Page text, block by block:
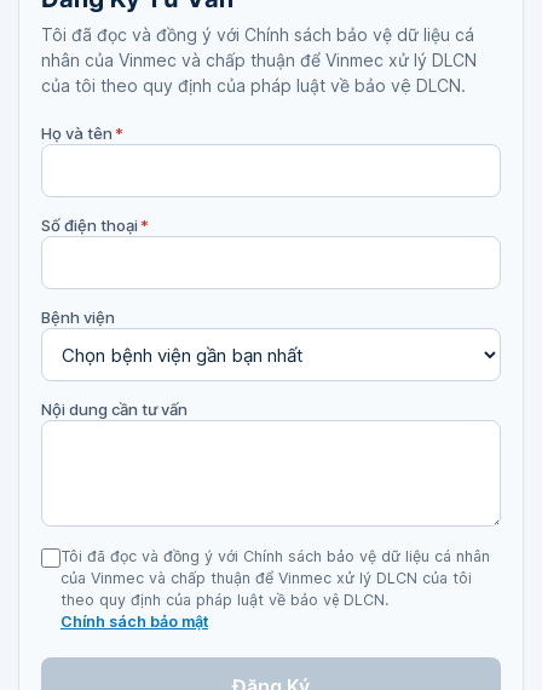
Tôi đã đọc và đồng ý với Chính sách bảo vệ dữ liệu cá
nhân của Vinmec và chấp thuận để Vinmec xử lý DLCN
của tôi theo quy định của pháp luật về bảo vệ DLCN.
Họ và tên*
Số điện thoại*
Bệnh viện
Nội dung cần tư vấn
Tôi đã đọc và đồng ý với Chính sách bảo vệ dữ liệu cá nhân
của Vinmec và chấp thuận để Vinmec xử lý DLCN của tôi
theo quy định của pháp luật về bảo vệ DLCN.
Chính sách bảo mật